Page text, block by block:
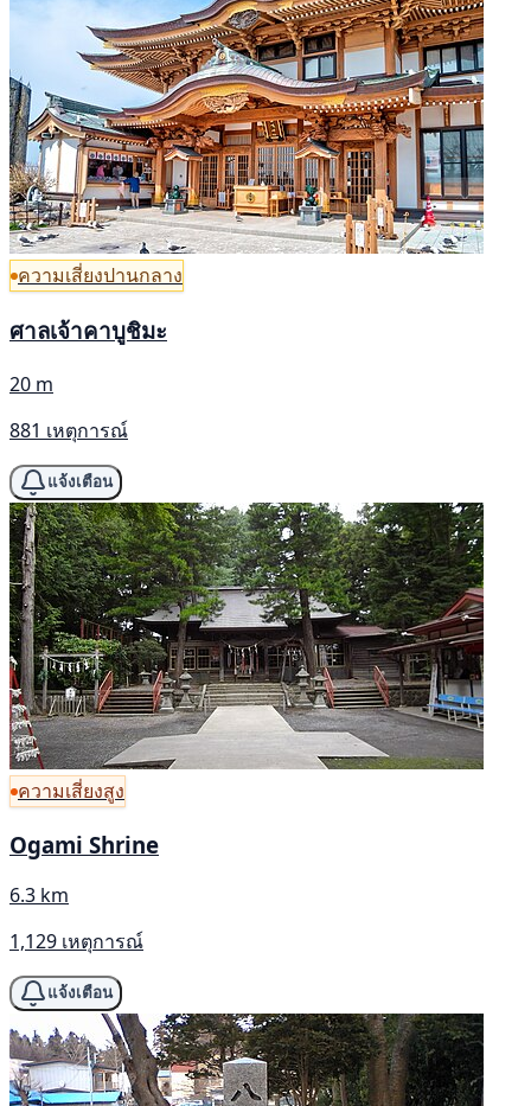
ความเสี่ยงปานกลาง
ศาลเจ้าคาบูชิมะ
20 m
881 เหตุการณ์
แจ้งเตือน
ความเสี่ยงสูง
Ogami Shrine
6.3 km
1,129 เหตุการณ์
แจ้งเตือน